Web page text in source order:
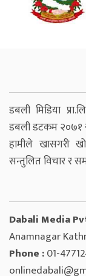
डबली मिडिया
डबली डटकम २०७१
हामीले खासगरी
सन्तुलित विचार र
Dabali Media
Anamnagar
Phone :01-